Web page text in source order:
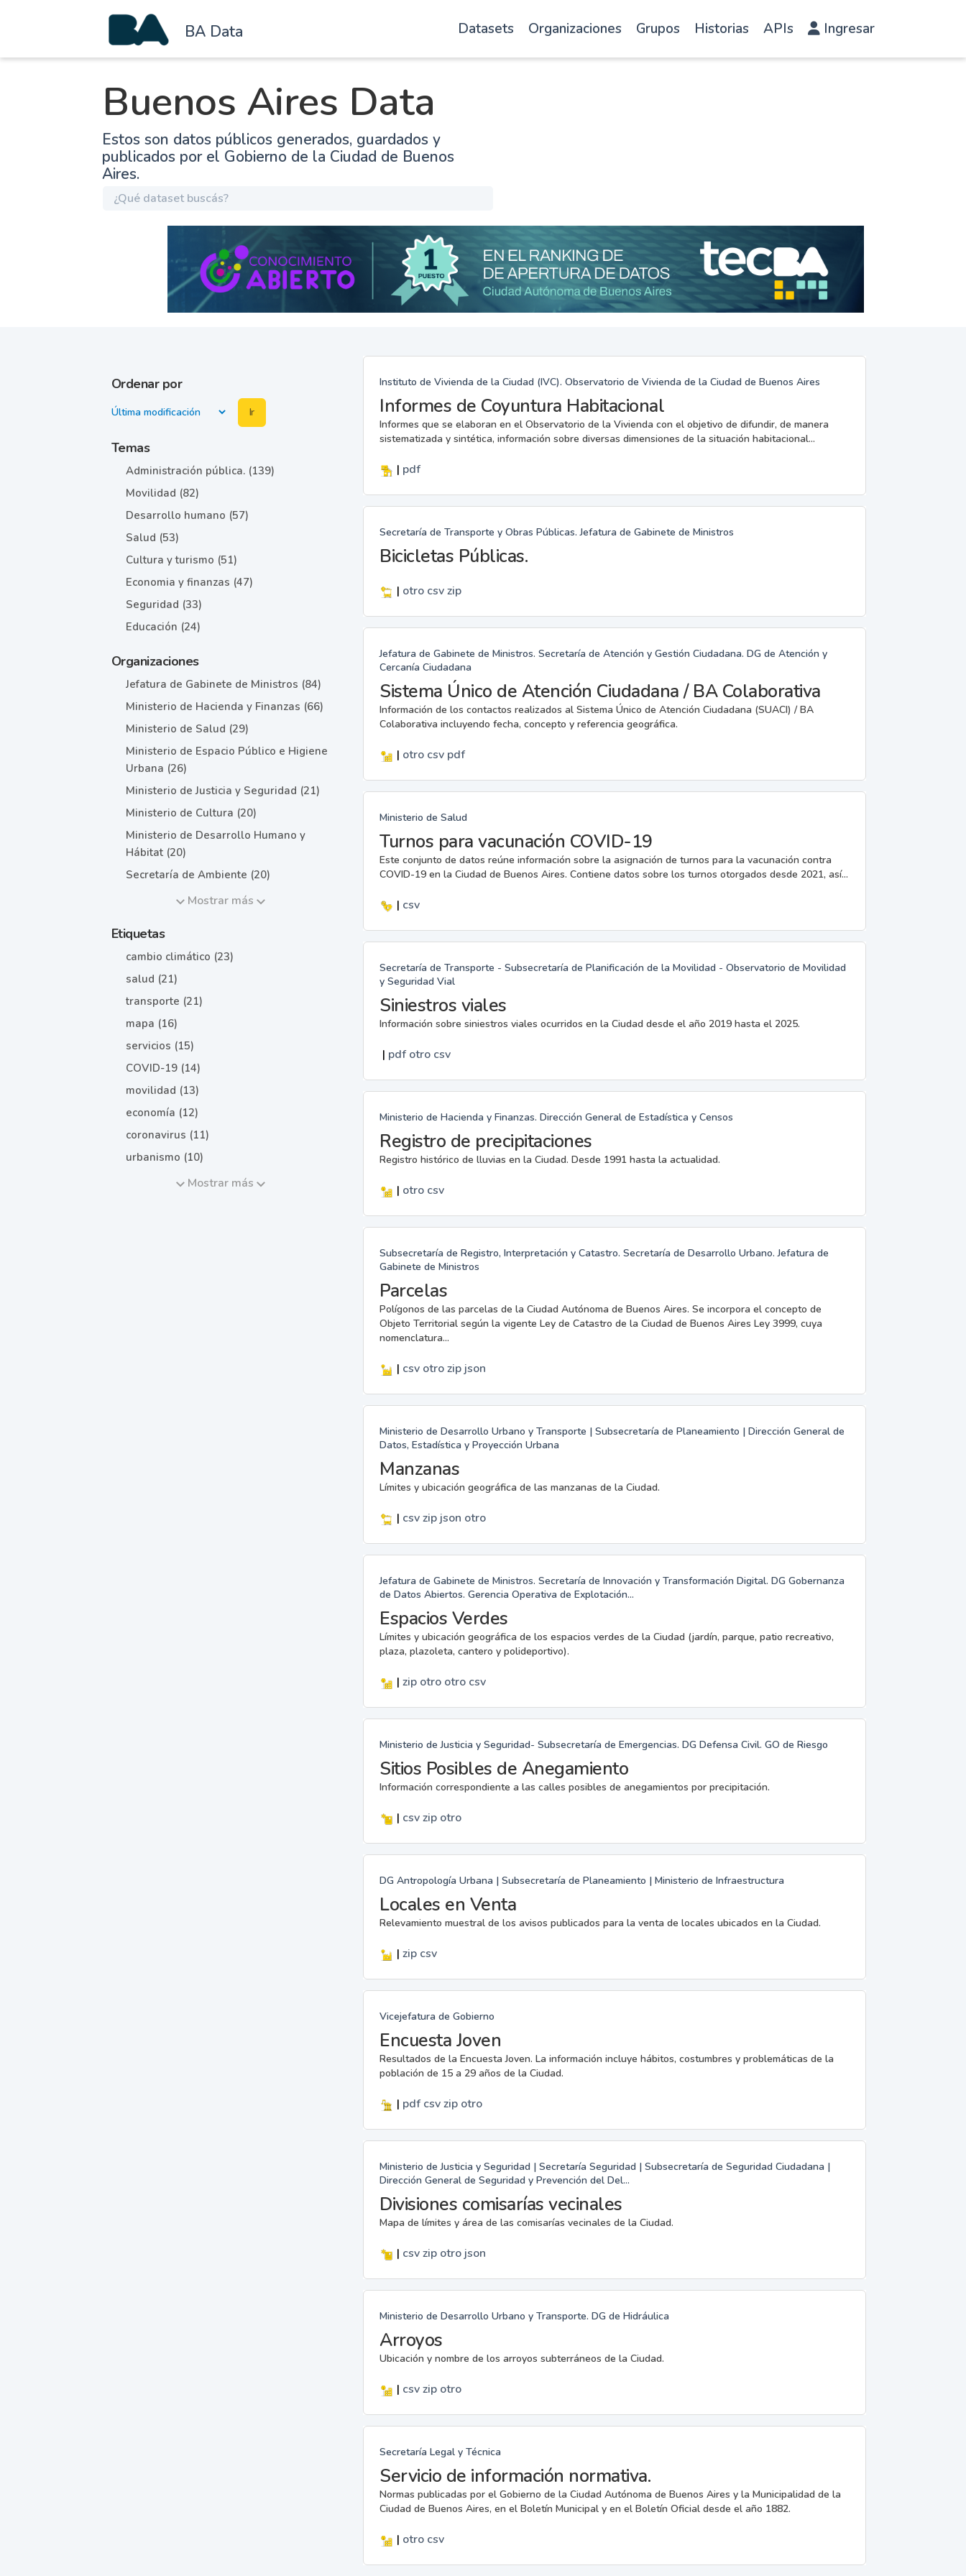
BA Data Datasets Organizaciones Grupos Historias APIs Ingresar
Buenos Aires Data
Estos son datos públicos generados, guardados y
publicados por el Gobierno de la Ciudad de Buenos
Aires.
Ordenar por
Ir
Temas
Administración pública. (139)
Movilidad (82)
Desarrollo humano (57)
Salud (53)
Cultura y turismo (51)
Economia y finanzas (47)
Seguridad (33)
Educación (24)
Organizaciones
Jefatura de Gabinete de Ministros (84)
Ministerio de Hacienda y Finanzas (66)
Ministerio de Salud (29)
Ministerio de Espacio Público e Higiene
Urbana (26)
Ministerio de Justicia y Seguridad (21)
Ministerio de Cultura (20)
Ministerio de Desarrollo Humano y
Hábitat (20)
Secretaría de Ambiente (20)
Mostrar más
Etiquetas
cambio climático (23)
salud (21)
transporte (21)
mapa (16)
servicios (15)
COVID-19 (14)
movilidad (13)
economía (12)
coronavirus (11)
urbanismo (10)
Mostrar más
Instituto de Vivienda de la Ciudad (IVC). Observatorio de Vivienda de la Ciudad de Buenos Aires
Informes de Coyuntura Habitacional
Informes que se elaboran en el Observatorio de la Vivienda con el objetivo de difundir, de manera
sistematizada y sintética, información sobre diversas dimensiones de la situación habitacional...
| pdf
Secretaría de Transporte y Obras Públicas. Jefatura de Gabinete de Ministros
Bicicletas Públicas.
| otro csvzip
Jefatura de Gabinete de Ministros. Secretaría de Atención y Gestión Ciudadana. DG de Atención y
Cercanía Ciudadana
Sistema Único de Atención Ciudadana / BA Colaborativa
Información de los contactos realizados al Sistema Único de Atención Ciudadana (SUACI) / BA
Colaborativa incluyendo fecha, concepto y referencia geográfica.
| otro csv pdf
Ministerio de Salud
Turnos para vacunación COVID-19
Este conjunto de datos reúne información sobre la asignación de turnos para la vacunación contra
COVID-19 en la Ciudad de Buenos Aires. Contiene datos sobre los turnos otorgados desde 2021, así...
| csv
Secretaría de Transporte - Subsecretaría de Planificación de la Movilidad - Observatorio de Movilidad
y Seguridad Vial
Siniestros viales
Información sobre siniestros viales ocurridos en la Ciudad desde el año 2019 hasta el 2025.
| pdf otro csv
Ministerio de Hacienda y Finanzas. Dirección General de Estadística y Censos
Registro de precipitaciones
Registro histórico de lluvias en la Ciudad. Desde 1991 hasta la actualidad.
| otro csv
Subsecretaría de Registro, Interpretación y Catastro. Secretaría de Desarrollo Urbano. Jefatura de
Gabinete de Ministros
Parcelas
Polígonos de las parcelas de la Ciudad Autónoma de Buenos Aires. Se incorpora el concepto de
Objeto Territorial según la vigente Ley de Catastro de la Ciudad de Buenos Aires Ley 3999, cuya
nomenclatura...
| csv otrozipjson
Ministerio de Desarrollo Urbano y Transporte | Subsecretaría de Planeamiento | Dirección General de
Datos, Estadística y Proyección Urbana
Manzanas
Límites y ubicación geográfica de las manzanas de la Ciudad.
| csvzipjson otro
Jefatura de Gabinete de Ministros. Secretaría de Innovación y Transformación Digital. DG Gobernanza
de Datos Abiertos. Gerencia Operativa de Explotación...
Espacios Verdes
Límites y ubicación geográfica de los espacios verdes de la Ciudad (jardín, parque, patio recreativo,
plaza, plazoleta, cantero y polideportivo).
| zip otro otro csv
Ministerio de Justicia y Seguridad- Subsecretaría de Emergencias. DG Defensa Civil. GO de Riesgo
Sitios Posibles de Anegamiento
Información correspondiente a las calles posibles de anegamientos por precipitación.
| csvzip otro
DG Antropología Urbana | Subsecretaría de Planeamiento | Ministerio de Infraestructura
Locales en Venta
Relevamiento muestral de los avisos publicados para la venta de locales ubicados en la Ciudad.
| zip csv
Vicejefatura de Gobierno
Encuesta Joven
Resultados de la Encuesta Joven. La información incluye hábitos, costumbres y problemáticas de la
población de 15 a 29 años de la Ciudad.
| pdf csvzip otro
Ministerio de Justicia y Seguridad | Secretaría Seguridad | Subsecretaría de Seguridad Ciudadana |
Dirección General de Seguridad y Prevención del Del...
Divisiones comisarías vecinales
Mapa de límites y área de las comisarías vecinales de la Ciudad.
| csvzip otrojson
Ministerio de Desarrollo Urbano y Transporte. DG de Hidráulica
Arroyos
Ubicación y nombre de los arroyos subterráneos de la Ciudad.
| csvzip otro
Secretaría Legal y Técnica
Servicio de información normativa.
Normas publicadas por el Gobierno de la Ciudad Autónoma de Buenos Aires y la Municipalidad de la
Ciudad de Buenos Aires, en el Boletín Municipal y en el Boletín Oficial desde el año 1882.
| otro csv